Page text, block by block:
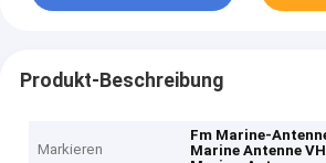
Produkt-Beschreibung
Markieren
Fm Marine-
Marine Antenne